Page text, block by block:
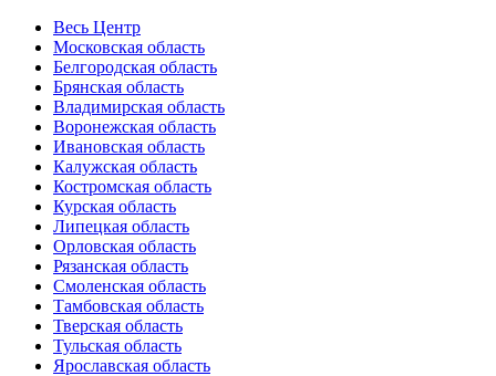
Весь Центр
Московская область
Белгородская область
Брянская область
Владимирская область
Воронежская область
Ивановская область
Калужская область
Костромская область
Курская область
Липецкая область
Орловская область
Рязанская область
Смоленская область
Тамбовская область
Тверская область
Тульская область
Ярославская область